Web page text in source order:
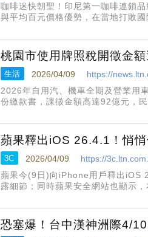
咖啡迷快朝聖！印尼第一咖啡連鎖
與平均百元價格優勢，在當地打敗
桃園市使用牌照稅開徵金
生活 2026/04/09
https://
2026年自用汽、機車全期及營業用
份繳款書，課徵金額高達92億元，
稅繳稅服務，
蘋果釋出iOS 26.4.1！悄
3C 2026/04/09
https://
蘋果今(9日)向iPhone用戶釋出iOS
露細節；同時蘋果安全網站也顯示
恐塞爆！台中漢神洲際4/